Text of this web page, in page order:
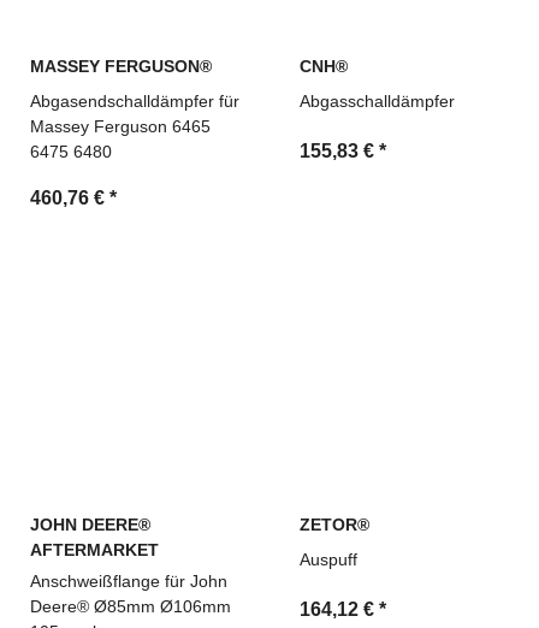
MASSEY FERGUSON®
Abgasendschalldämpfer für
Massey Ferguson 6465
6475 6480
460,76 € *
CNH®
Abgasschalldämpfer
155,83 € *
JOHN DEERE®
AFTERMARKET
Anschweißflange für John
Deere® Ø85mm Ø106mm
ZETOR®
Auspuff
164,12 € *